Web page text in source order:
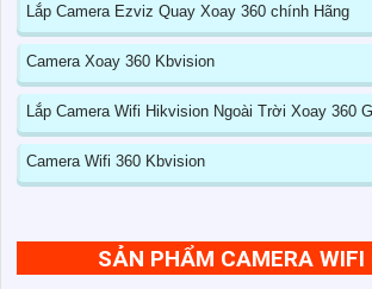
Lắp Camera Ezviz Quay Xoay 360 chính Hãng
Camera Xoay 360 Kbvision
Lắp Camera Wifi Hikvision Ngoài Trời Xoay 360
Camera Wifi 360 Kbvision
SẢN PHẨM CAMERA WIFI